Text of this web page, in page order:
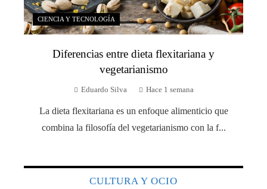
CIENCIA Y TECNOLOGÍA
Diferencias entre dieta flexitariana y
vegetarianismo
Eduardo Silva Hace 1 semana
La dieta flexitariana es un enfoque alimenticio que
combina la filosofía del vegetarianismo con la f...
CULTURA Y OCIO